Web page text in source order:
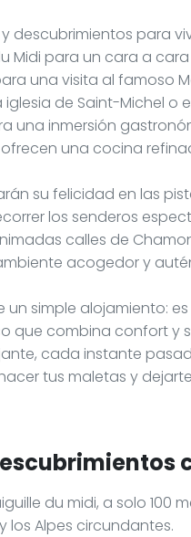
descubrimientos para
Midi para un cara a
una visita al famoso
de Saint-Michel o
una inmersión
una cocina
su felicidad en las
los senderos
calles de
acogedor y
un simple alojamiento:
que combina confort y
cada instante
tus maletas y
du midi, a solo 100
los Alpes circundantes.